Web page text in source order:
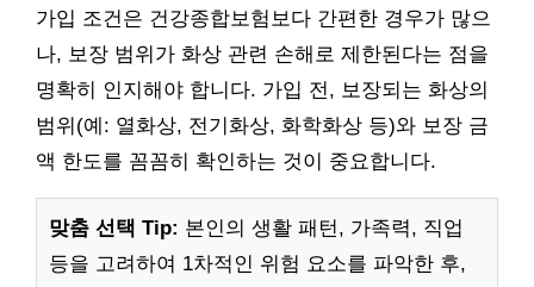
가입 조건은 건강종합보험보다 간편한 경우가 많으
나, 보장 범위가 화상 관련 손해로 제한된다는 점을
명확히 인지해야 합니다. 가입 전, 보장되는 화상의
범위(예: 열화상, 전기화상, 화학화상 등)와 보장 금
액 한도를 꼼꼼히 확인하는 것이 중요합니다.
맞춤 선택 Tip: 본인의 생활 패턴, 가족력, 직업
등을 고려하여 1차적인 위험 요소를 파악한 후,